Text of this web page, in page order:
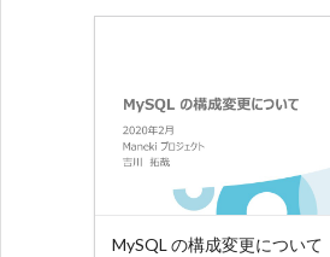
MySQL の構成変更について